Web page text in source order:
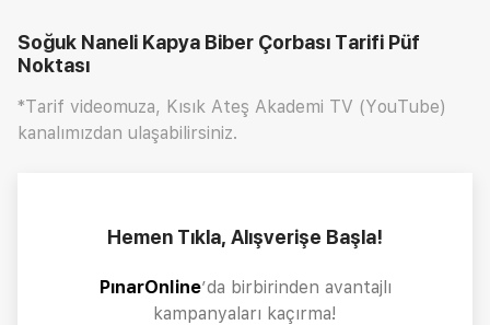
Soğuk Naneli Kapya Biber Çorbası Tarifi Püf
Noktası
*Tarif videomuza, Kısık Ateş Akademi TV (YouTube)
kanalımızdan ulaşabilirsiniz.
Hemen Tıkla, Alışverişe Başla!
PınarOnline’da birbirinden avantajlı
kampanyaları kaçırma!